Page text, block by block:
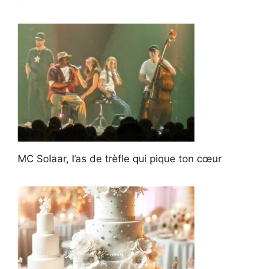
MC Solaar, l’as de trèfle qui pique ton cœur